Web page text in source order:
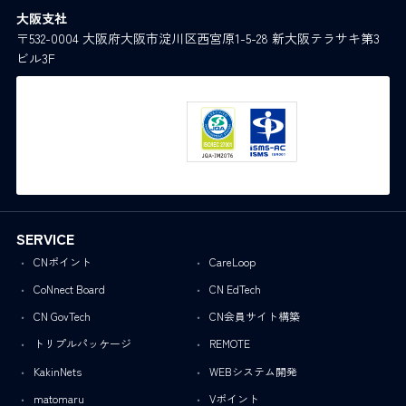
大阪支社
〒532-0004 大阪府大阪市淀川区西宮原1-5-28 新大阪テラサキ第3
ビル3F
SERVICE
CNポイント
CareLoop
CoNnect Board
CN EdTech
CN GovTech
CN会員サイト構築
トリプルパッケージ
REMOTE
KakinNets
WEBシステム開発
matomaru
Vポイント